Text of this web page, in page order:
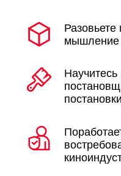
Разовьете
мышление